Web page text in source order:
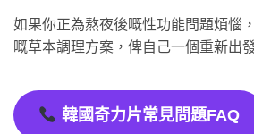
如果你正為熬夜後嘅性功能問題煩惱
嘅草本調理方案，俾自己一個重新出
韓國奇力片常見問題FAQ